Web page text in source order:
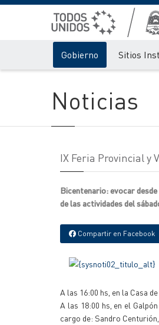
Gobierno Sitios
Noticias
IX Feria Provincial y
Bicentenario: evocar
de las actividades del
Compartir en Facebook
A las 16:00 hs, en la Casa
A las 18:00 hs, en el
cargo de: Sandro